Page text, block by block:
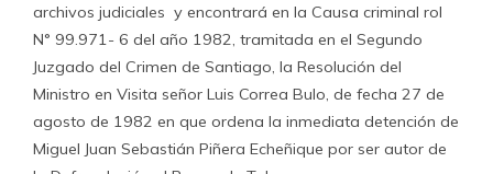
archivos judiciales y encontrará en la Causa criminal rol
N° 99.971- 6 del año 1982, tramitada en el Segundo
Juzgado del Crimen de Santiago, la Resolución del
Ministro en Visita señor Luis Correa Bulo, de fecha 27 de
agosto de 1982 en que ordena la inmediata detención de
Miguel Juan Sebastián Piñera Echeñique por ser autor de